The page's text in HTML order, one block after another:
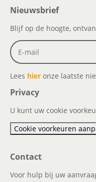
Nieuwsbrief
Blijf op de hoogte,
Lees hier onze laatste
Privacy
U kunt uw cookie
Cookie voorkeuren
Contact
Voor hulp bij uw